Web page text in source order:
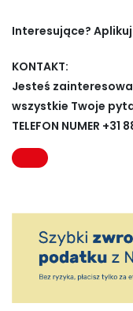
Interesujące?
KONTAKT:
Jesteś
wszystkie Twoje
TELEFON NUMER +31